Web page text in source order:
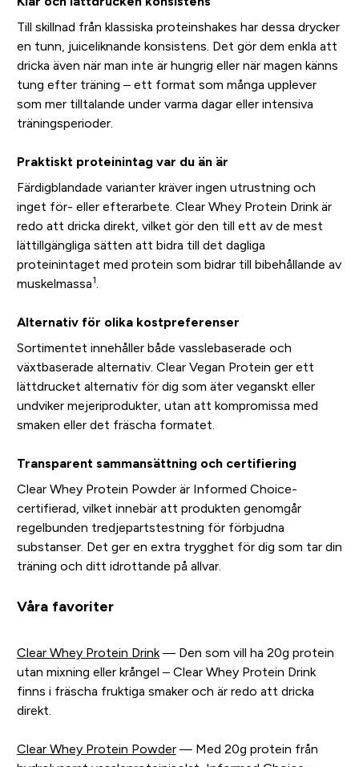
Till skillnad från klassiska proteinshakes har dessa drycker
en tunn, juiceliknande konsistens. Det gör dem enkla att
dricka även när man inte är hungrig eller när magen känns
tung efter träning – ett format som många upplever
som mer tilltalande under varma dagar eller intensiva
träningsperioder.
Praktiskt proteinintag var du än är
Färdigblandade varianter kräver ingen utrustning och
inget för- eller efterarbete. Clear Whey Protein Drink är
redo att dricka direkt, vilket gör den till ett av de mest
lättillgängliga sätten att bidra till det dagliga
proteinintaget med protein som bidrar till bibehållande av
muskelmassa1
Alternativ för olika kostpreferenser
Sortimentet innehåller både vasslebaserade och
växtbaserade alternativ. Clear Vegan Protein ger ett
lättdrucket alternativ för dig som äter veganskt eller
undviker mejeriprodukter, utan att kompromissa med
smaken eller det fräscha formatet.
Transparent sammansättning och certifiering
Clear Whey Protein Powder är Informed Choice-
certifierad, vilket innebär att produkten genomgår
regelbunden tredjepartstestning för förbjudna
substanser. Det ger en extra trygghet för dig som tar din
träning och ditt idrottande på allvar.
Våra favoriter
Clear Whey Protein Drink— Den som vill ha 20g protein
utan mixning eller krångel – Clear Whey Protein Drink
finns i fräscha fruktiga smaker och är redo att dricka
direkt.
Clear Whey Protein Powder— Med 20g protein från